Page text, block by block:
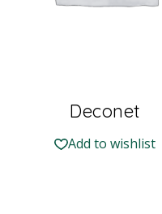
Deconet
Add to wishlist